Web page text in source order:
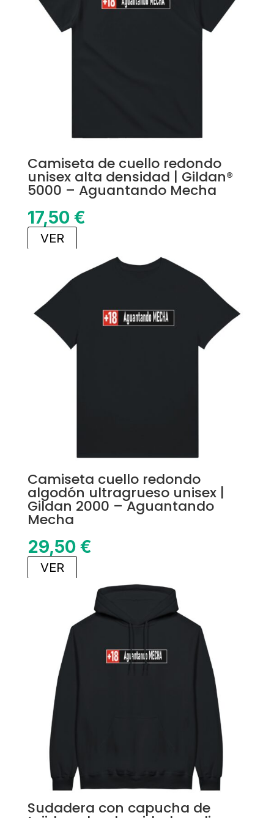
Camiseta de cuello redondo
unisex alta densidad | Gildan®
5000 – Aguantando Mecha
17,50 €
VER
Camiseta cuello redondo
algodón ultragrueso unisex |
Gildan 2000 – Aguantando
Mecha
29,50 €
VER
Sudadera con capucha de